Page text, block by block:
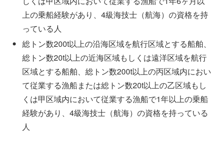
上の乗船経験があり、4級海技士（航海）の資格を持
っている人
総トン数200t以上の沿海区域を航行区域とする船舶、
総トン数20t以上の近海区域もしくは遠洋区域を航行
区域とする船舶、総トン数200t以上の丙区域内におい
て従業する漁船または総トン数20t以上の乙区域もし
くは甲区域内において従業する漁船で1年以上の乗船
経験があり、4級海技士（航海）の資格を持っている
人